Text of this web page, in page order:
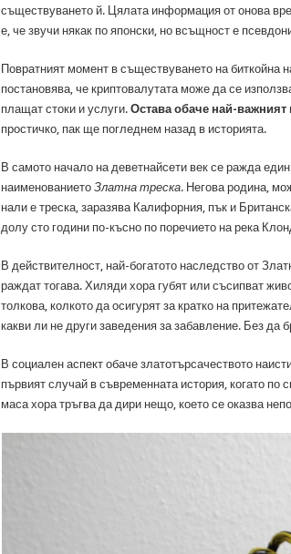
съществуването й. Цялата информация от онова
е, че звучи някак по японски, но всъщност е
Повратният момент в съществуването на биткойна
постановява, че криптовалутата може да се
плащат стоки и услуги. Остава обаче най-
простичко, пак ще погледнем назад в историята.
В самото начало на деветнайсети век се ражда
наименованието Златна треска. Негова родина,
нали е треска, заразява Калифорния, пък и
долу сто години по-късно по поречието на река
В действителност, най-богатото наследство от
раждат тогава. Хиляди хора губят или съсипват
толкова, колкото да осигурят за кратко на
какви ли не други заведения за забавление. Без да
В социален аспект обаче златотърсачеството
първият случай в съвременната история, когато по
маса хора тръгва да дири нещо, което се оказва